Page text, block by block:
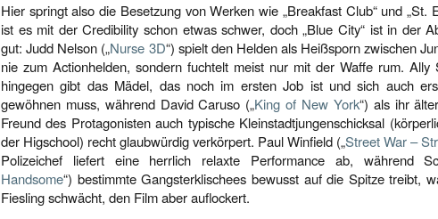
Hier springt also die Besetzung von Werken wie „Breakfast Club“ und „St.
ist es mit der Credibility schon etwas schwer, doch „Blue City“ ist in der
gut: Judd Nelson („Nurse 3D“) spielt den Helden als Heißsporn zwischen
nie zum Actionhelden, sondern fuchtelt meist nur mit der Waffe rum. Ally
hingegen gibt das Mädel, das noch im ersten Job ist und sich auch
gewöhnen muss, während David Caruso („King of New York“) als ihr
Freund des Protagonisten auch typische Kleinstadtjungenschicksal
der Higschool) recht glaubwürdig verkörpert. Paul Winfield („Street War –
Polizeichef liefert eine herrlich relaxte Performance ab, während
Handsome“) bestimmte Gangsterklischees bewusst auf die Spitze treibt,
Fiesling schwächt, den Film aber auflockert.